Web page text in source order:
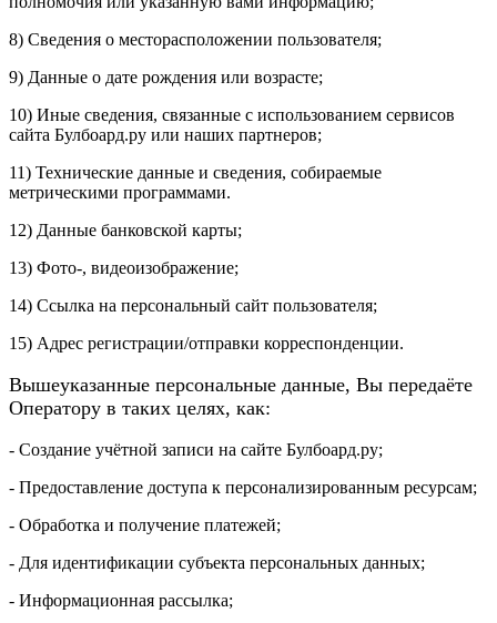
8) Сведения о месторасположении пользователя;
9) Данные о дате рождения или возрасте;
10) Иные сведения, связанные с использованием сервисов
сайта Булбоард.ру или наших партнеров;
11) Технические данные и сведения, собираемые
метрическими программами.
12) Данные банковской карты;
13) Фото-, видеоизображение;
14) Ссылка на персональный сайт пользователя;
15) Адрес регистрации/отправки корреспонденции.
Вышеуказанные персональные данные, Вы передаёте
Оператору в таких целях, как:
- Создание учётной записи на сайте Булбоард.ру;
- Предоставление доступа к персонализированным ресурсам;
- Обработка и получение платежей;
- Для идентификации субъекта персональных данных;
- Информационная рассылка;